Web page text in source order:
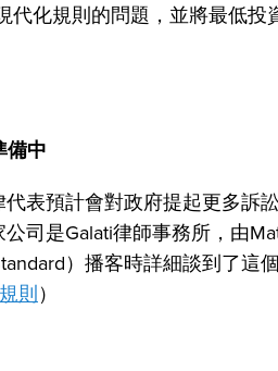
代化規則的問題，並將最低
備中
表預計會對政府提起更多訴
司是Galati律師事務所，由
）播客時詳細談到了這
則）